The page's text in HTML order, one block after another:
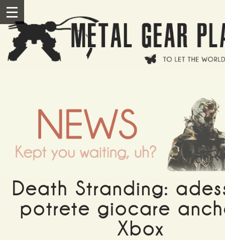
Death Stranding:
potrete giocare
Xbox
III